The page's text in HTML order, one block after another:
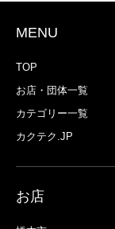
MENU
TOP
お店・団体一覧
カテゴリー一覧
カクテク.JP
お店